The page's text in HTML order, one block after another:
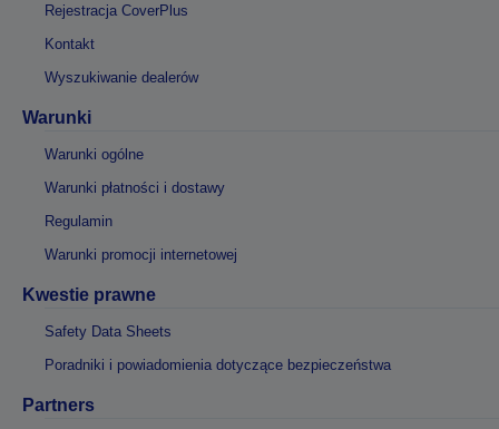
Rejestracja CoverPlus
Kontakt
Wyszukiwanie dealerów
Warunki
Warunki ogólne
Warunki płatności i dostawy
Regulamin
Warunki promocji internetowej
Kwestie prawne
Safety Data Sheets
Poradniki i powiadomienia dotyczące bezpieczeństwa
Partners